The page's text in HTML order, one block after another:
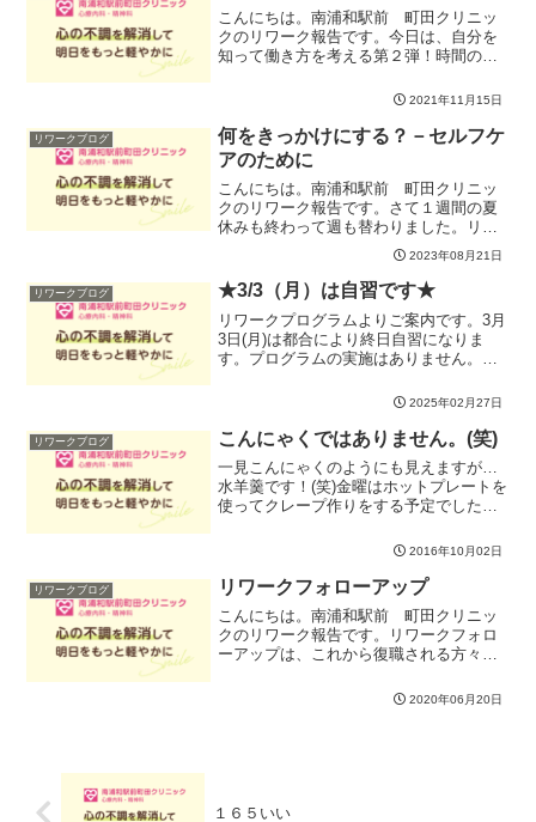
こんにちは。南浦和駅前 町田クリニッ
クのリワーク報告です。今日は、自分を
知って働き方を考える第２弾！時間の使
た。私たちは、時間を意味のあるように
使いたいという欲求を持っています。そ
してその意味は、たいてい...
2021年11月15日
リワークブログ
何をきっかけにする？－セルフケ
アのために
こんにちは。南浦和駅前 町田クリニッ
クのリワーク報告です。さて１週間の夏
休みも終わって週も替わりました。リフ
レッシュできた人、気合を入れ直してき
た人、なんとか出てきた人、、、、皆さ
ん、コンディションも色々です。一時的
にでも環境がかわっている...
2023年08月21日
リワークブログ ★3/3（月）は自習です★
リワークプログラムよりご案内です。3月
3日(月)は都合により終日自習になりま
す。プログラムの実施はありません。ご
2025年02月27日
リワークブログ こんにゃくではありません。(笑)
一見こんにゃくのようにも見えますが…
水羊羹です！(笑)金曜はホットプレートを
使ってクレープ作りをする予定でしたが
でしたので急きょメニュー変更しまし
た。参加者さんにご提案いただき、簡単
にできる水羊羹に決定。...
2016年10月02日
リワークブログ リワークフォローアップ
こんにちは。南浦和駅前 町田クリニッ
クのリワーク報告です。リワークフォロ
ーアップは、これから復職される方々の
方々が経験を振り返ってアドバイスをし
たり、復職してから現在までのコンディ
2020年06月20日
１６５いい